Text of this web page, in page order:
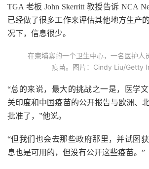
TGA 老板 John Skerritt 教授告诉 NCA
已经做了很多工作来评估其他地方生产
况下，信息很少。
在柬埔寨的一个卫生中心，一名医护人
疫苗。图片：Cindy Liu/Getty
“总的来说，最大的挑战之一是，医学
关印度和中国疫苗的公开报告与欧洲、
批准了，”他说。
“但我们也会去那些政府那里，并试图
息也是可用的，但没有公开这些疫苗。”